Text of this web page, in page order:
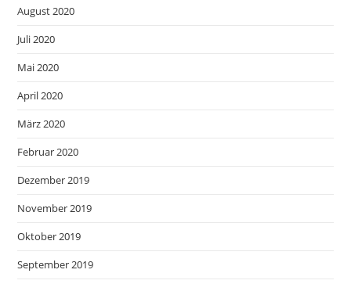
August 2020
Juli 2020
Mai 2020
April 2020
März 2020
Februar 2020
Dezember 2019
November 2019
Oktober 2019
September 2019